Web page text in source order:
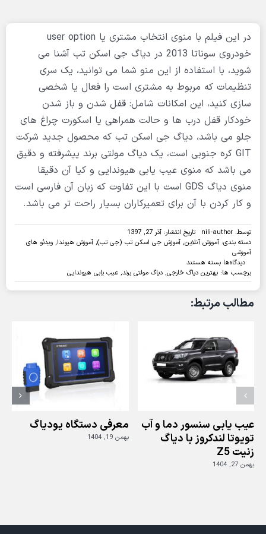
در این فیلم با منوی انتخاب مشتری یا user option
خودروی سوناتا 2013 در دیاگ جی اسکن تب آشنا می
شوید، با استفاده از این منو شما می توانید، یک سری
تنظیمات که مربوط به مشتری است را فعال یا شخصی
سازی کنید، این امکانات شامل: قفل شدن و باز شدن
خودکار قفل درب ها و حالت همراهی یا اسکورت چراغ های
جلو می باشد، دیاگ جی اسکن تب که محصول جدید شرکت
GIT کره جنوبی است، یک دیاگ مولتی برند پیشرفته و دقیق
می باشد که منوی عیب یابی هیوندایی و کیا آن دقیقا
منوی دیاگ GDS است با این تفاوت که زبان آن فارسی است
و کار کردن با آن برای تعمیرکاران بسیار راحت تر می باشد.
توسط: nili-author
تاریخ انتشار: آذر 27, 1397
دسته بندی: آموزش آنلاین, آموزش جی اسکن تب (جی تب), آموزش هیوندا, ویدئو های
آموزشی
دیدگاه‌ها برای
ویدئو:
تنظیمات
انتخاب
مشتری
سوناتا
دیاگ
جی
اسکن
تب
بسته هستند
برچسب ها: بهترین دیاگ خارجی, دیاگ مولتی برند, عیب یابی هیوندایی
مطالب مرتبط:
عیب یابی سنسور دما و آب
تویوتا لندکروز با دیاگ
زنیت Z5
بهمن 27, 1404
معرفی دستگاه یودیاگ
بهمن 19, 1404